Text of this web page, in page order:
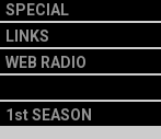
SPECIAL
LINKS
WEB RADIO
1st SEASON